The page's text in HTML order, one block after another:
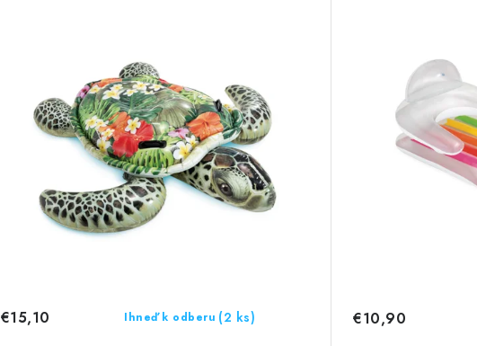
Ihneď k odberu (2 ks)
€15,10 €10,90